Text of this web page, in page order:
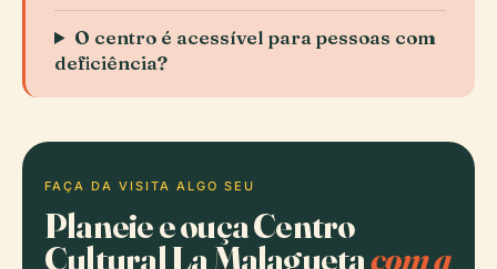
O centro é acessível para pessoas com
deficiência?
FAÇA DA VISITA ALGO SEU
Planeie e ouça Centro
Cultural La Malaguetacom a